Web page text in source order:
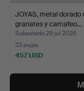
JOYAS, metal dorado
granates y camafeo…
Subastado 29 jul 2026
23 pujas
457 USD